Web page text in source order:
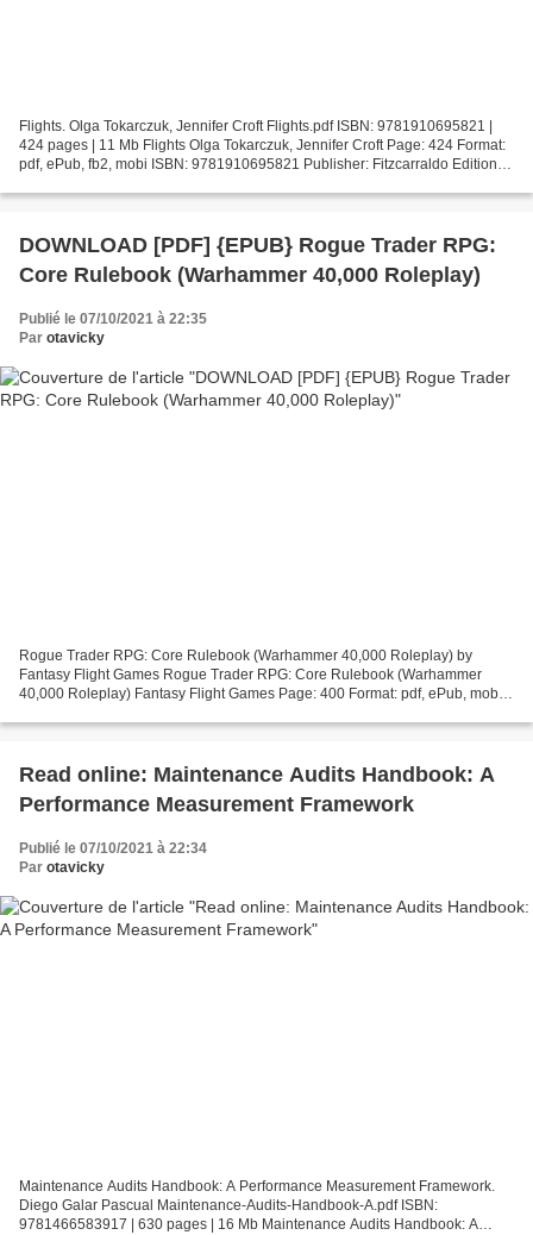
Flights. Olga Tokarczuk, Jennifer Croft Flights.pdf ISBN: 9781910695821 |
424 pages | 11 Mb Flights Olga Tokarczuk, Jennifer Croft Page: 424 Format:
pdf, ePub, fb2, mobi ISBN: 9781910695821 Publisher: Fitzcarraldo Editions
DOWNLOAD [PDF] {EPUB} Rogue Trader RPG:
Core Rulebook (Warhammer 40,000 Roleplay)
Publié le 07/10/2021 à 22:35
Par otavicky
Rogue Trader RPG: Core Rulebook (Warhammer 40,000 Roleplay) by
Fantasy Flight Games Rogue Trader RPG: Core Rulebook (Warhammer
40,000 Roleplay) Fantasy Flight Games Page: 400 Format: pdf, ePub, mobi,
Read online: Maintenance Audits Handbook: A
Performance Measurement Framework
Publié le 07/10/2021 à 22:34
Par otavicky
Maintenance Audits Handbook: A Performance Measurement Framework.
Diego Galar Pascual Maintenance-Audits-Handbook-A.pdf ISBN:
9781466583917 | 630 pages | 16 Mb Maintenance Audits Handbook: A